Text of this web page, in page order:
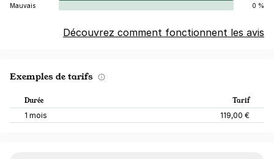
Mauvais
0 %
Découvrez comment fonctionnent les avis
Exemples de tarifs
Durée Tarif
1 mois 119,00 €